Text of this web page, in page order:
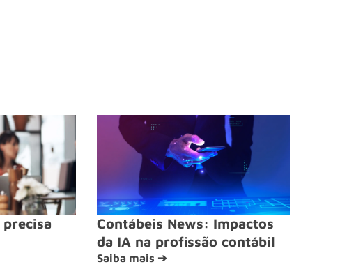
Contábeis News: Impactos
da IA na profissão contábil
Saiba mais ➔